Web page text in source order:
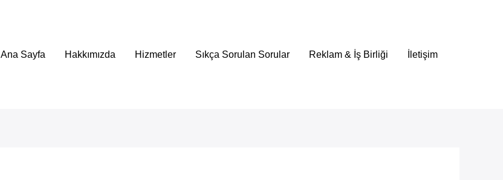
Ana Sayfa Hakkımızda Hizmetler Sıkça Sorulan Sorular Reklam & İş Birliği İletişim